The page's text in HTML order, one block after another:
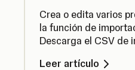
Crea o edita varios
la función de
Descarga el CSV de
Leer artículo